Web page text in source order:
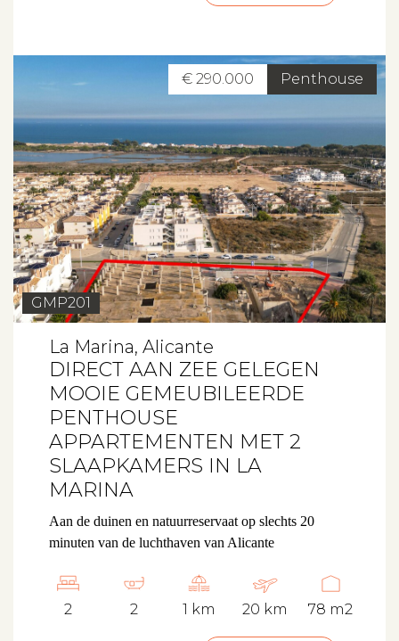
Penthouse
€ 290.000
GMP201
La Marina, Alicante
DIRECT AAN ZEE GELEGEN
MOOIE GEMEUBILEERDE
PENTHOUSE
APPARTEMENTEN MET 2
SLAAPKAMERS IN LA
MARINA
Aan de duinen en natuurreservaat op slechts 20
minuten van de luchthaven van Alicante
2 2 1 km 20 km 78 m2